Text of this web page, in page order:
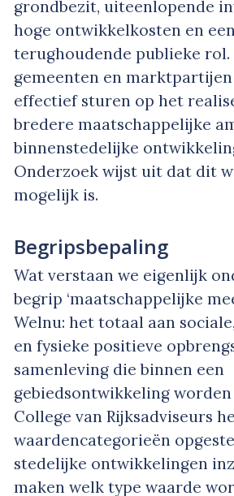
grondbezit, uiteenlopende
hoge ontwikkelkosten en een
terughoudende publieke rol.
gemeenten en
effectief sturen op het
bredere maatschappelijke
binnenstedelijke
Onderzoek wijst uit dat dit
mogelijk is.
Begripsbepaling
Wat verstaan we eigenlijk
begrip ‘maatschappelijke
Welnu: het totaal aan
en fysieke positieve
samenleving die binnen een
gebiedsontwikkeling
College van Rijksadviseurs
waardencategorieën
stedelijke ontwikkelingen
maken welk type waarde